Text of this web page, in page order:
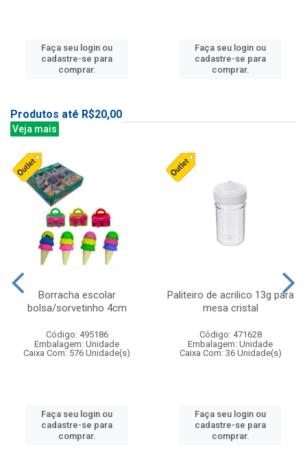
Faça seu login ou
cadastre-se para
comprar.
Faça seu login ou
cadastre-se para
comprar.
Produtos até R$20,00
Veja mais
Borracha escolar
bolsa/sorvetinho 4cm
Código: 495186
Embalagem: Unidade
Caixa Com: 576 Unidade(s)
Faça seu login ou
cadastre-se para
comprar.
Paliteiro de acrilico 13g para
mesa cristal
Código: 471628
Embalagem: Unidade
Caixa Com: 36 Unidade(s)
Faça seu login ou
cadastre-se para
comprar.